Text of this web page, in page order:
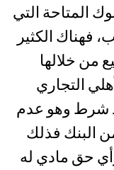
المتاحة التي
فهناك الكثير
من خلالها
التجاري
شرط وهو عدم
فذلك
حق مادي له